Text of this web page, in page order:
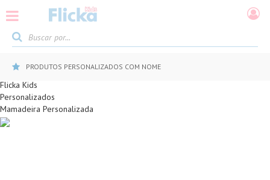
PRODUTOS PERSONALIZADOS COM NOME
Flicka Kids
Personalizados
Mamadeira Personalizada